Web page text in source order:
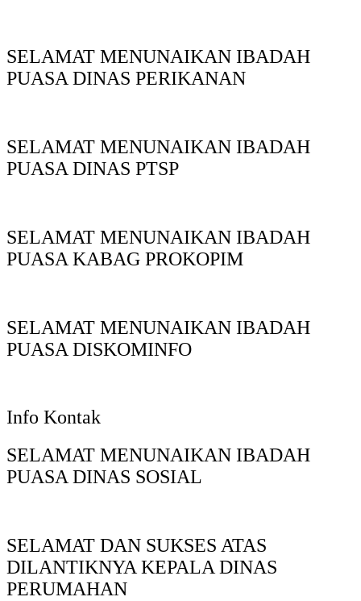
SELAMAT MENUNAIKAN IBADAH
PUASA DINAS PERIKANAN
SELAMAT MENUNAIKAN IBADAH
PUASA DINAS PTSP
SELAMAT MENUNAIKAN IBADAH
PUASA KABAG PROKOPIM
SELAMAT MENUNAIKAN IBADAH
PUASA DISKOMINFO
Info Kontak
SELAMAT MENUNAIKAN IBADAH
PUASA DINAS SOSIAL
SELAMAT DAN SUKSES ATAS
DILANTIKNYA KEPALA DINAS
PERUMAHAN